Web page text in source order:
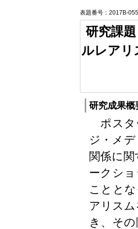
表題番号：2017B-055
研究課題
ルレアリ
研究成果概
ポスタ
ジ・メ
関係に
ークシ
ことと
アリス
き、そ